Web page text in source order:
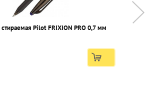
стираемая Pilot FRIXION PRO 0,7 мм